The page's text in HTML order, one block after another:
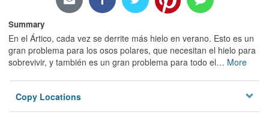
Privacy
Summary
En el Ártico, cada vez se derrite más hielo en verano. Esto es un
gran problema para los osos polares, que necesitan el hielo para
sobrevivir, y también es un gran problema para todo el… More
Copy Locations